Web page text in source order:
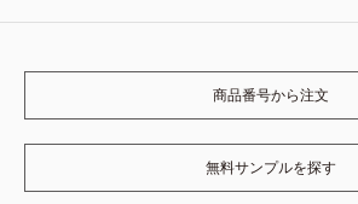
商品番号から注文
無料サンプルを探す